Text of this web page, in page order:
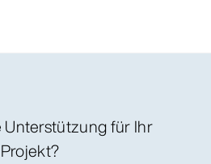
Unterstützung für Ihr
Projekt?